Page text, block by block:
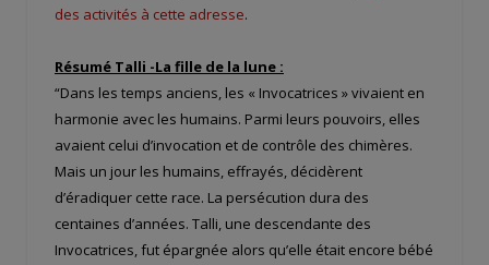
des activités à cette adresse.
Résumé Talli -La fille de la lune :
“Dans les temps anciens, les « Invocatrices » vivaient en
harmonie avec les humains. Parmi leurs pouvoirs, elles
avaient celui d’invocation et de contrôle des chimères.
Mais un jour les humains, effrayés, décidèrent
d’éradiquer cette race. La persécution dura des
centaines d’années. Talli, une descendante des
Invocatrices, fut épargnée alors qu’elle était encore bébé